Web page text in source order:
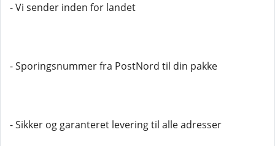
- Vi sender inden for landet
- Sporingsnummer fra PostNord til din pakke
- Sikker og garanteret levering til alle adresser